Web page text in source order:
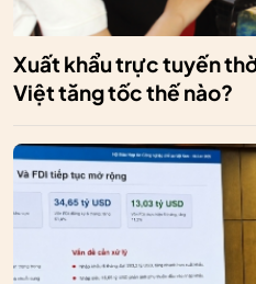
Xuất khẩu trực tuyến
Việt tăng tốc thế nào?